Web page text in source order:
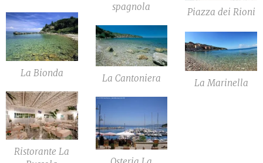
spagnola
Piazza dei Rioni
La Bionda La Cantoniera La Marinella
Ristorante La